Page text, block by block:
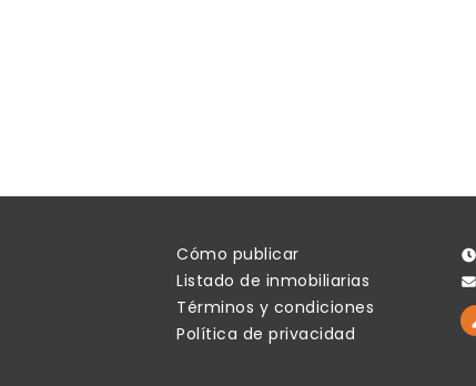
Cómo publicar
Listado de inmobiliarias
Términos y condiciones
Política de privacidad